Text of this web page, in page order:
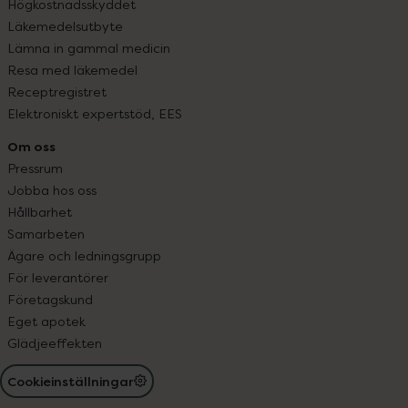
Högkostnadsskyddet
Läkemedelsutbyte
Lämna in gammal medicin
Resa med läkemedel
Receptregistret
Elektroniskt expertstöd, EES
Om oss
Pressrum
Jobba hos oss
Hållbarhet
Samarbeten
Ägare och ledningsgrupp
För leverantörer
Företagskund
Eget apotek
Glädjeeffekten
Cookieinställningar